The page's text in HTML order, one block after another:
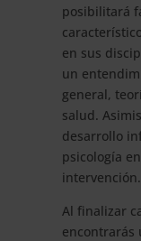
posibilitará
en sus
un
general,
salud.
desarrollo
psicología
intervención.
Al finalizar
encontrarás